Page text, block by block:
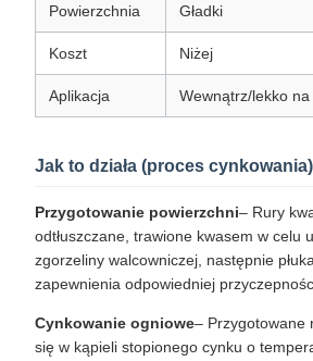
Powierzchnia Gładki
Koszt Niżej
Aplikacja Wewnątrz/lekko
Jak to działa (proces cynkowania)
Przygotowanie powierzchni– Rury
odtłuszczane, trawione kwasem w celu
zgorzeliny walcowniczej, następnie
zapewnienia odpowiedniej
Cynkowanie ogniowe– Przygotowane
się w kąpieli stopionego cynku o